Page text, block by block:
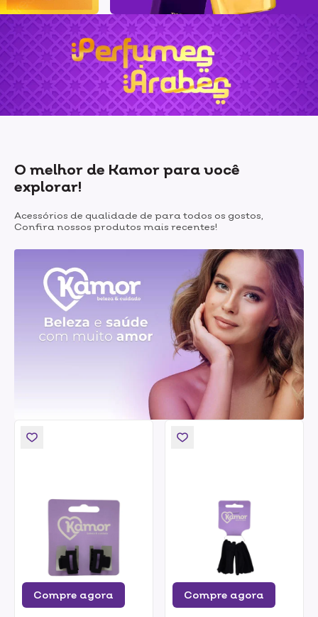
O melhor de Kamor para você
explorar!
Acessórios de qualidade de para todos os gostos,
Confira nossos produtos mais recentes!
Compre agora Compre agora